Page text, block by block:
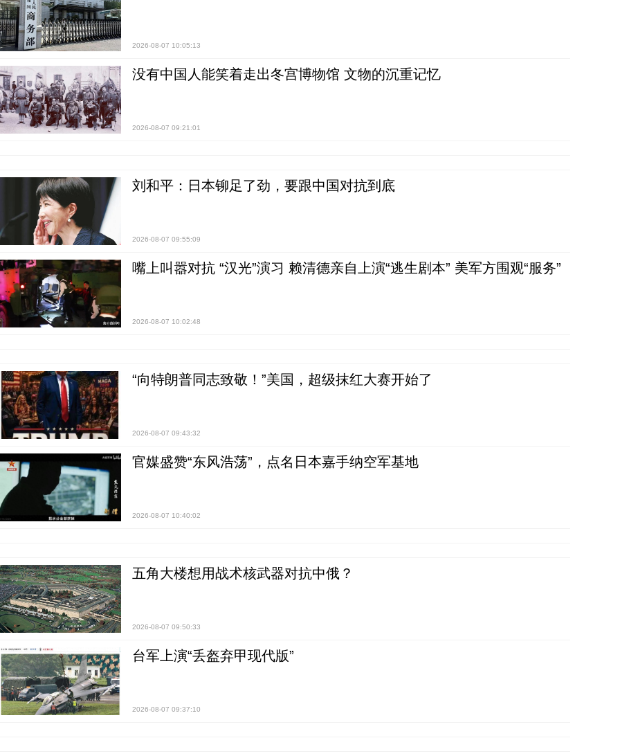
2026-08-07 10:05:13
没有中国人能笑着走出冬宫博物馆 文物的沉重记忆
2026-08-07 09:21:01
刘和平：日本铆足了劲，要跟中国对抗到底
2026-08-07 09:55:09
嘴上叫嚣对抗 “汉光”演习 赖清德亲自上演“逃生剧本” 美军方围观“服务”
2026-08-07 10:02:48
“向特朗普同志致敬！”美国，超级抹红大赛开始了
2026-08-07 09:43:32
官媒盛赞“东风浩荡”，点名日本嘉手纳空军基地
2026-08-07 10:40:02
五角大楼想用战术核武器对抗中俄？
2026-08-07 09:50:33
台军上演“丢盔弃甲现代版”
2026-08-07 09:37:10